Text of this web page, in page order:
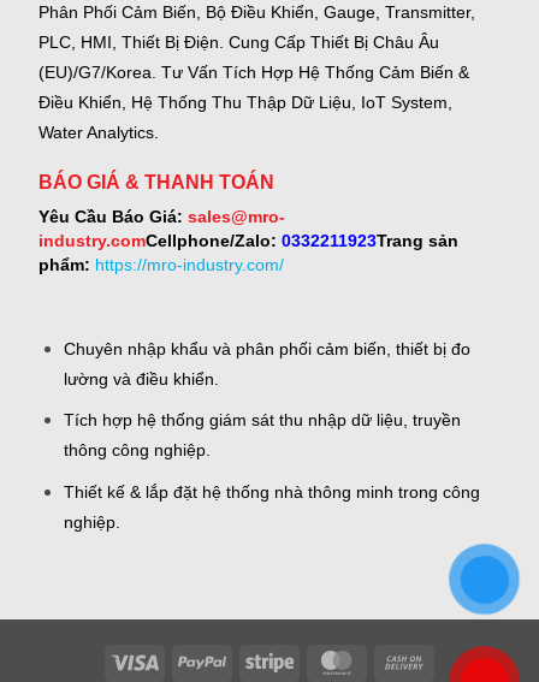
Phân Phối Cảm Biến, Bộ Điều Khiển, Gauge, Transmitter,
PLC, HMI, Thiết Bị Điện. Cung Cấp Thiết Bị Châu Âu
(EU)/G7/Korea. Tư Vấn Tích Hợp Hệ Thống Cảm Biến &
Điều Khiển, Hệ Thống Thu Thập Dữ Liệu, IoT System,
Water Analytics.
BÁO GIÁ & THANH TOÁN
Yêu Cầu Báo Giá: sales@mro-
industry.comCellphone/Zalo: 0332211923Trang sản
phẩm: https://mro-industry.com/
Chuyên nhập khẩu và phân phối cảm biến, thiết bị đo
lường và điều khiển.
Tích hợp hệ thống giám sát thu nhập dữ liệu, truyền
thông công nghiệp.
Thiết kế & lắp đặt hệ thống nhà thông minh trong công
nghiệp.
Visa PayPal Stripe MasterCardCash